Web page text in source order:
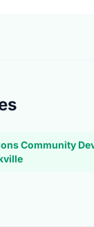
Community